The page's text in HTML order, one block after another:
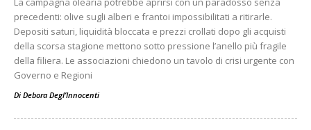
precedenti: olive sugli alberi e frantoi impossibilitati a ritirarle.
Depositi saturi, liquidità bloccata e prezzi crollati dopo gli acquisti
della scorsa stagione mettono sotto pressione l’anello più fragile
della filiera. Le associazioni chiedono un tavolo di crisi urgente con
Governo e Regioni
Di Debora Degl’Innocenti